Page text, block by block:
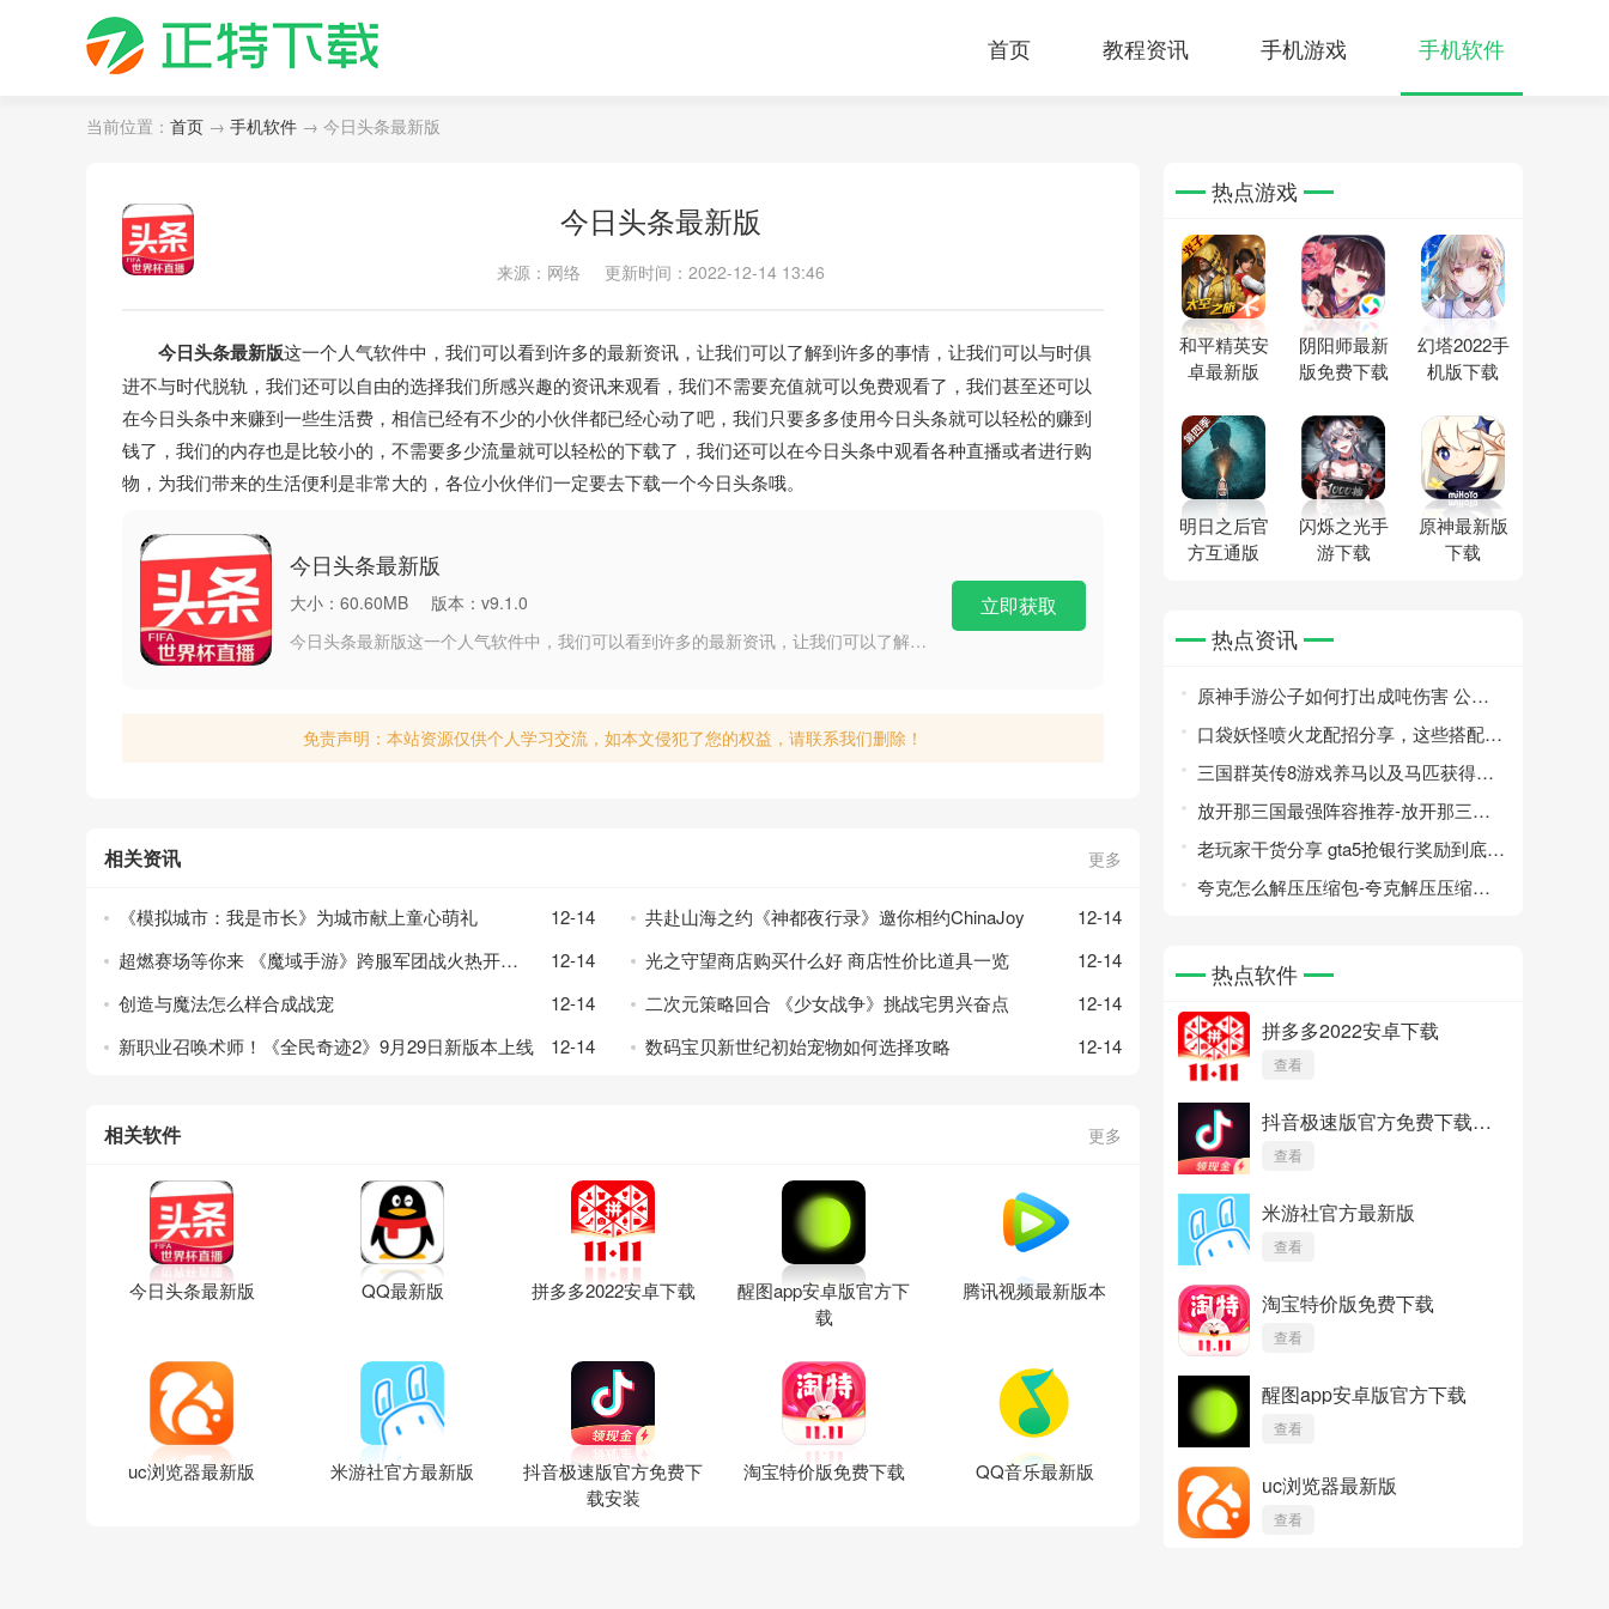
首页 教程资讯 手机游戏 手机软件
当前位置： 首页 → 手机软件 → 今日头条最新版
今日头条最新版
来源：网络 更新时间：2022-12-14 13:46
今日头条最新版这一个人气软件中，我们可以看到许多的最新资讯，让我们可以了解到许多的事情，让我们可以与时俱
进不与时代脱轨，我们还可以自由的选择我们所感兴趣的资讯来观看，我们不需要充值就可以免费观看了，我们甚至还可以
在今日头条中来赚到一些生活费，相信已经有不少的小伙伴都已经心动了吧，我们只要多多使用今日头条就可以轻松的赚到
钱了，我们的内存也是比较小的，不需要多少流量就可以轻松的下载了，我们还可以在今日头条中观看各种直播或者进行购
物，为我们带来的生活便利是非常大的，各位小伙伴们一定要去下载一个今日头条哦。
今日头条最新版
大小：60.60MB
版本：v9.1.0
今日头条最新版这一个人气软件中，我们可以看到许多的最新资讯，让我们可以了解到
到一些生活费
立即获取
免责声明：本站资源仅供个人学习交流，如本文侵犯了您的权益，请联系我们删除！
相关资讯 更多
《模拟城市：我是市长》为城市献上童心萌礼 12-14 共赴山海之约《神都夜行录》邀你相约ChinaJoy
12-14
超燃赛场等你来 《魔域手游》跨服军团战火热开赛中
12-14 光之守望商店购买什么好 商店性价比道具一览
12-14
创造与魔法怎么样合成战宠
12-14 二次元策略回合 《少女战争》挑战宅男兴奋点
12-14
新职业召唤术师！《全民奇迹2》9月29日新版本上线
12-14 数码宝贝新世纪初始宠物如何选择攻略 12-14
相关软件 更多
今日头条最新版 QQ最新版 拼多多2022安卓下载
醒图app安卓版官方下
载
腾讯视频最新版本
uc浏览器最新版 米游社官方最新版
抖音极速版官方免费下
载安装
淘宝特价版免费下载 QQ音乐最新版
热点游戏
和平精英安
卓最新版
阴阳师最新
版免费下载
幻塔2022手
机版下载
明日之后官
方互通版
闪烁之光手
游下载
原神最新版
下载
热点资讯
原神手游公子如何打出成吨伤害 公子
一招百万教学
口袋妖怪喷火龙配招分享，这些搭配很
不错
三国群英传8游戏养马以及马匹获得攻
略详细介绍一览
放开那三国最强阵容推荐-放开那三国
最强阵容怎么搭配
老玩家干货分享 gta5抢银行奖励到底有
多丰厚
夸克怎么解压压缩包-夸克解压压缩包
热点软件
拼多多2022安卓下载
查看
抖音极速版官方免费下载安
装
查看
米游社官方最新版
查看
淘宝特价版免费下载
查看
醒图app安卓版官方下载
查看
uc浏览器最新版
查看